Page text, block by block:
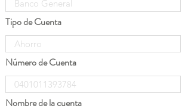
Tipo de Cuenta
Número de Cuenta
Nombre de la cuenta